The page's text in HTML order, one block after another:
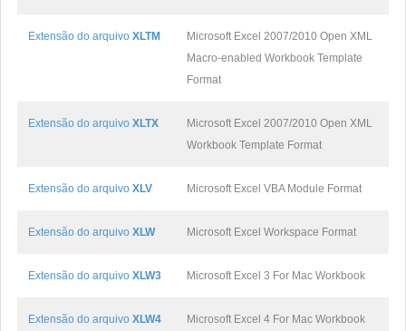
Extensão do arquivo XLTM
Microsoft Excel 2007/2010 Open XML
Macro-enabled Workbook Template
Format
Extensão do arquivo XLTX
Microsoft Excel 2007/2010 Open XML
Workbook Template Format
Extensão do arquivo XLV Microsoft Excel VBA Module Format
Extensão do arquivo XLW Microsoft Excel Workspace Format
Extensão do arquivo XLW3 Microsoft Excel 3 For Mac Workbook
Extensão do arquivo XLW4 Microsoft Excel 4 For Mac Workbook